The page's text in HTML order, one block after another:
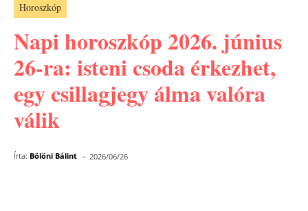
Horoszkóp
Napi horoszkóp 2026. június
26-ra: isteni csoda érkezhet,
egy csillagjegy álma valóra
válik
Írta: Bölöni Bálint - 2026/06/26